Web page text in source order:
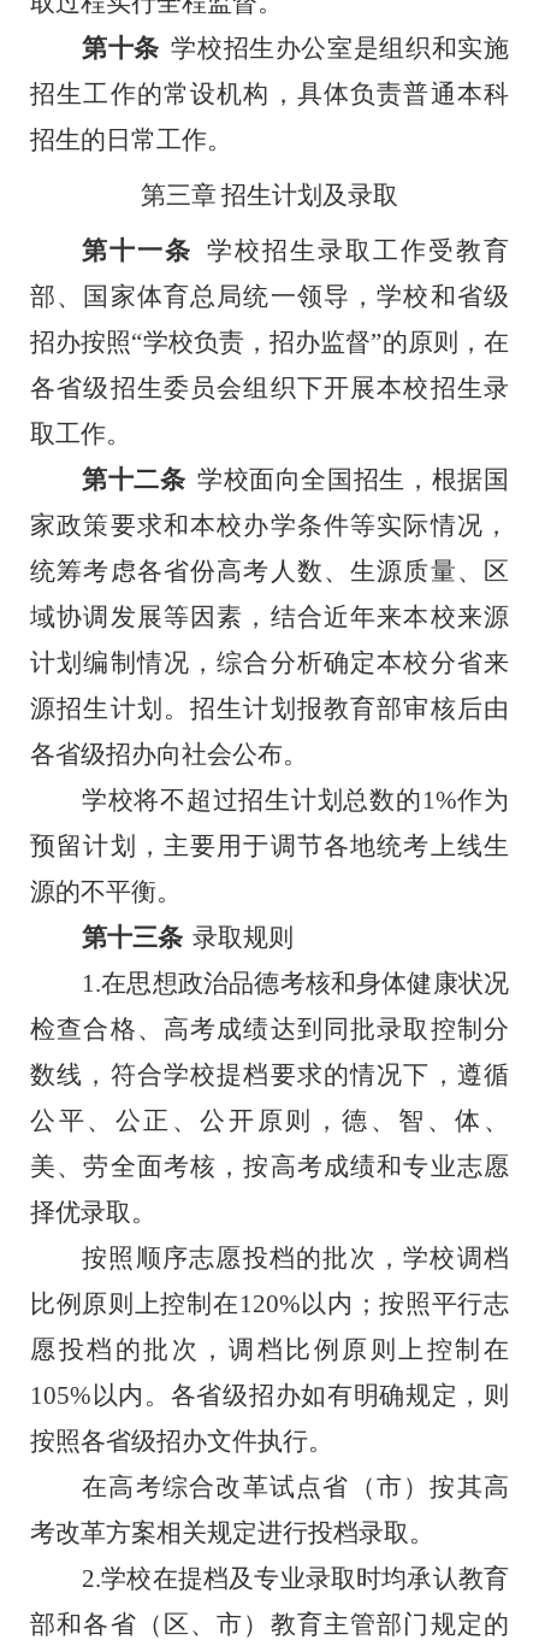
第十条 学校招生办公室是组织和实施
招生工作的常设机构，具体负责普通本科
招生的日常工作。
第三章 招生计划及录取
第十一条 学校招生录取工作受教育
部、国家体育总局统一领导，学校和省级
招办按照“学校负责，招办监督”的原则，在
各省级招生委员会组织下开展本校招生录
取工作。
第十二条 学校面向全国招生，根据国
家政策要求和本校办学条件等实际情况，
统筹考虑各省份高考人数、生源质量、区
域协调发展等因素，结合近年来本校来源
计划编制情况，综合分析确定本校分省来
源招生计划。招生计划报教育部审核后由
各省级招办向社会公布。
学校将不超过招生计划总数的1%作为
预留计划，主要用于调节各地统考上线生
源的不平衡。
第十三条 录取规则
1.在思想政治品德考核和身体健康状况
检查合格、高考成绩达到同批录取控制分
数线，符合学校提档要求的情况下，遵循
公平、公正、公开原则，德、智、体、
美、劳全面考核，按高考成绩和专业志愿
择优录取。
按照顺序志愿投档的批次，学校调档
比例原则上控制在120%以内；按照平行志
愿投档的批次，调档比例原则上控制在
105% 以内。各省级招办如有明确规定，则
按照各省级招办文件执行。
在高考综合改革试点省（市）按其高
考改革方案相关规定进行投档录取。
2.学校在提档及专业录取时均承认教育
部和各省（区、市）教育主管部门规定的